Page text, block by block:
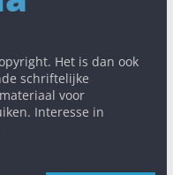
Het is dan ook
schriftelijke
voor
Interesse in